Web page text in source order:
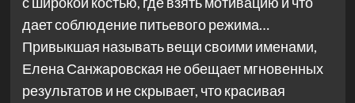
дает соблюдение питьевого режима…
Привыкшая называть вещи своими именами,
Елена Санжаровская не обещает мгновенных
результатов и не скрывает, что красивая